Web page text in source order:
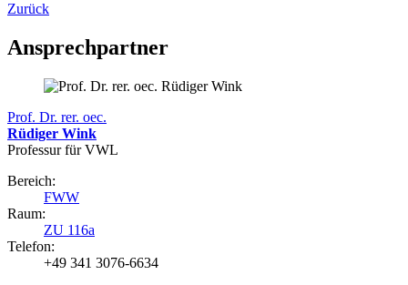
Zurück
Ansprechpartner
Prof. Dr. rer. oec.
Rüdiger Wink
Professur für VWL
Bereich:
FWW
Raum:
ZU 116a
Telefon:
+49 341 3076-6634